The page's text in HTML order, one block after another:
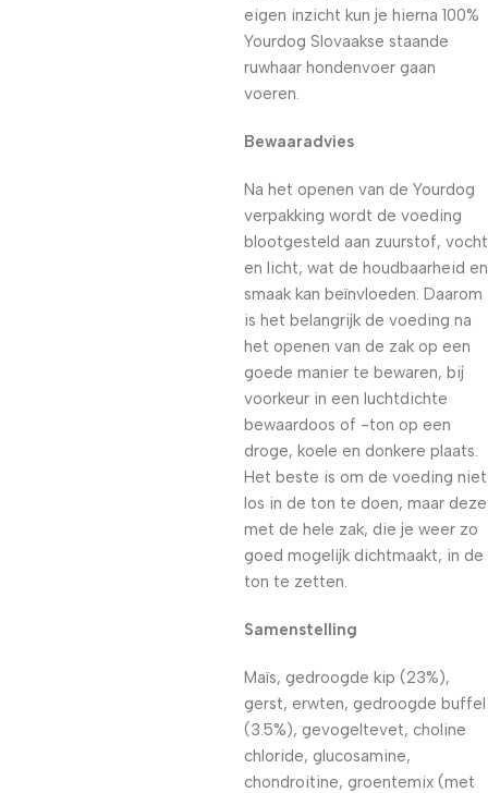
eigen inzicht kun je hierna 100%
Yourdog Slovaakse staande
ruwhaar hondenvoer gaan
voeren.
Bewaaradvies
Na het openen van de Yourdog
verpakking wordt de voeding
blootgesteld aan zuurstof, vocht
en licht, wat de houdbaarheid en
smaak kan beïnvloeden. Daarom
is het belangrijk de voeding na
het openen van de zak op een
goede manier te bewaren, bij
voorkeur in een luchtdichte
bewaardoos of -ton op een
droge, koele en donkere plaats.
Het beste is om de voeding niet
los in de ton te doen, maar deze
met de hele zak, die je weer zo
goed mogelijk dichtmaakt, in de
ton te zetten.
Samenstelling
Maïs, gedroogde kip (23%),
gerst, erwten, gedroogde buffel
(3.5%), gevogeltevet, choline
chloride, glucosamine,
chondroitine, groentemix (met